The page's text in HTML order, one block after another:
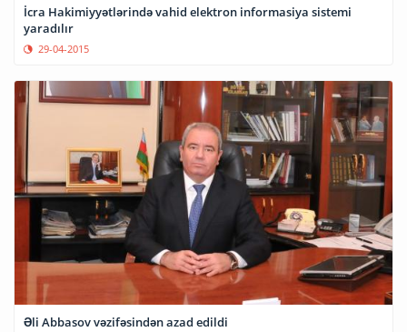
İcra Hakimiyyətlərində vahid elektron informasiya sistemi
yaradılır
29-04-2015
Əli Abbasov vəzifəsindən azad edildi